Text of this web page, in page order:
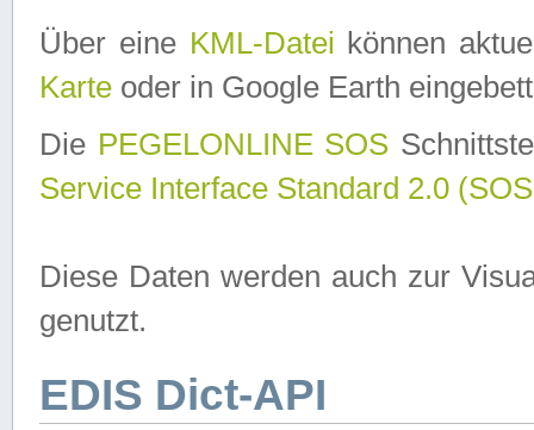
Über eine KML-Datei können
Karte oder in Google Earth
Die PEGELONLINE SOS
Service Interface Standard 2.0
Diese Daten werden auch zur
genutzt.
EDIS Dict-API